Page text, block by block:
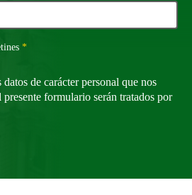
*Campo obligatorio
de carácter personal que nos
formulario serán tratados por